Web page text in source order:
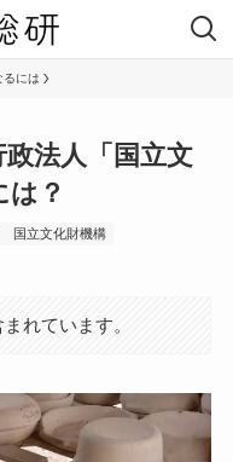
るには
法人「国立文
？
国立文化財機構
れています。